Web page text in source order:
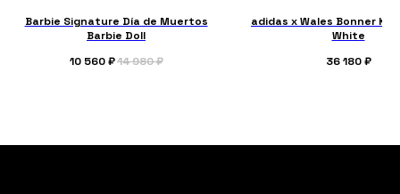
Barbie Signature Día de Muertos
Barbie Doll
10 560 ₽14 980₽
adidas x Wales Bonner
White
36 180 ₽